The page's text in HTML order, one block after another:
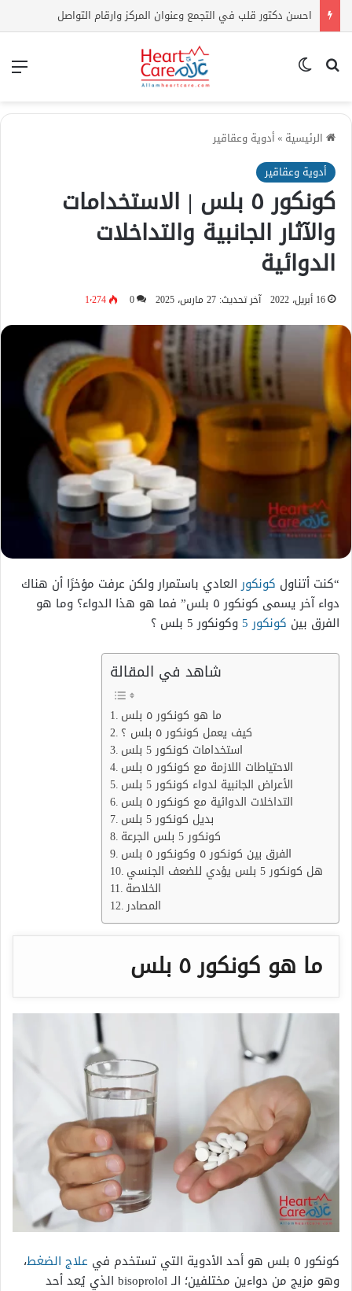
بحث عن
الرئيسية »أدوية وعقاقير
أدوية وعقاقير
كونكور ٥ بلس | الاستخدامات
والآثار الجانبية والتداخلات
الدوائية
16 أبريل، 2022 آخر تحديث: 27 مارس، 2025 0 1٬274
“كنت أتناول كونكورالعادي باستمرار ولكن عرفت مؤخرًا أن هناك
دواء آخر يسمى كونكور ٥ بلس” فما هو هذا الدواء؟ وما هو
الفرق بين كونكور 5 وكونكور 5 بلس ؟
شاهد في المقالة
ما هو كونكور ٥ بلس
كيف يعمل كونكور ٥ بلس ؟
استخدامات كونكور 5 بلس
الاحتياطات اللازمة مع كونكور ٥ بلس
الأعراض الجانبية لدواء كونكور 5 بلس
التداخلات الدوائية مع كونكور ٥ بلس
كونكور 5 بلس الجرعة
الفرق بين كونكور ٥ وكونكور ٥ بلس
هل كونكور 5 بلس يؤدي للضعف الجنسي
الخلاصة
المصادر
ما هو كونكور ٥ بلس
كونكور ٥ بلس هو أحد الأدوية التي تستخدم في علاج الضغط،
وهو مزيج من دواءين مختلفين؛ الـ bisoprolol الذي يُعد أحد